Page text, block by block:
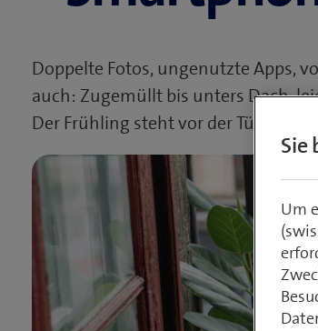
Doppelte Fotos, ungenutzte Apps,
auch: Zugemüllt bis unters Dach,
Der Frühling steht vor der Tür. Zeit
Sie
Um